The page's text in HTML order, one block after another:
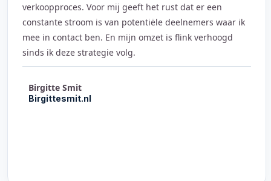
verkoopproces. Voor mij geeft het rust dat er een
constante stroom is van potentiële deelnemers waar ik
mee in contact ben. En mijn omzet is flink verhoogd
sinds ik deze strategie volg.
Birgitte Smit
Birgittesmit.nl